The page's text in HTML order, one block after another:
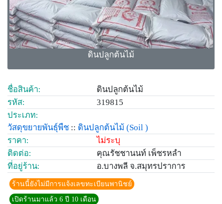
ดินปลูกต้นไม้
ชื่อสินค้า:
ดินปลูกต้นไม้
รหัส:
319815
ประเภท:
วัสดุขยายพันธุ์พืช :: ดินปลูกต้นไม้ (Soil )
ราคา:
ไม่ระบุ
ติดต่อ:
คุณรัชชานนท์ เพ็ชรหลำ
ที่อยู่ร้าน:
อ.บางพลี จ.สมุทรปราการ
ร้านนี้ยังไม่มีการแจ้งเลขทะเบียนพานิชย์
เปิดร้านมาแล้ว 6 ปี 10 เดือน